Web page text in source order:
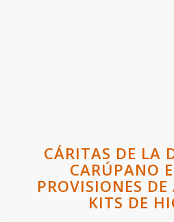
CÁRITAS DE LA
CARÚPANO
PROVISIONES
KITS DE